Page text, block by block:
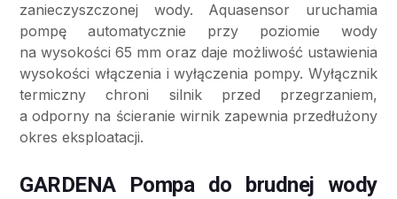
zanieczyszczonej wody. Aquasensor uruchamia
pompę automatycznie przy poziomie wody
na wysokości 65 mm oraz daje możliwość ustawienia
wysokości włączenia i wyłączenia pompy. Wyłącznik
termiczny chroni silnik przed przegrzaniem,
a odporny na ścieranie wirnik zapewnia przedłużony
okres eksploatacji.
GARDENA Pompa do brudnej wody